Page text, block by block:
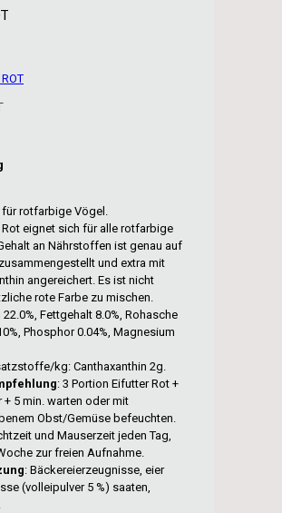
rotfarbige Vögel.
Rot eignet sich für alle rotfarbige
an Nährstoffen ist genau auf
und extra mit
angereichert. Es ist nicht
rote Farbe zu mischen.
22.0%, Fettgehalt 8.0%, Rohasche
Phosphor 0.04%, Magnesium
kg: Canthaxanthin 2g.
: 3 Portion Eifutter Rot +
+ 5 min. warten oder mit
Obst/Gemüse befeuchten.
und Mauserzeit jeden Tag,
zur freien Aufnahme.
: Bäckereierzeugnisse, eier
(volleipulver 5 %) saaten,